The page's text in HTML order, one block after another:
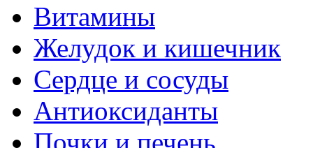
Витамины
Желудок и кишечник
Сердце и сосуды
Антиоксиданты
Почки и печень